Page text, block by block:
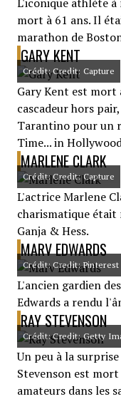
mort à 61 ans. Il
marathon de
GARY KENT
Crédit: Credit: Capture
Gary Kent est mort
cascadeur hors
Tarantino pour un
Time... in
MARLENE CLARK
Crédit: Credit: Capture
L'actrice Marlene
charismatique était
Ganja & Hess.
MARV EDWARDS
Crédit: Credit: Pinterest
L'ancien gardien
Edwards a rendu
RAY STEVENSON
Crédit: Credit: Getty
Un peu à la
Stevenson est
amateurs dans les